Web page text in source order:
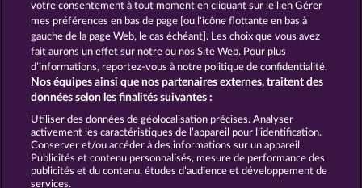
CGU Charte de confidentialité
Mentions légales Société FAQ
Facebook
Envoyer la demande de rétractation
votre consentement à tout moment en cliquant sur le lien Gérer
mes préférences en bas de page [ou l'icône flottante en bas à
gauche de la page Web, le cas échéant]. Les choix que vous avez
fait aurons un effet sur notre ou nos Site Web. Pour plus
d’informations, reportez-vous à notre politique de confidentialité.
Nos équipes ainsi que nos partenaires externes, traitent des
données selon les finalités suivantes :
Utiliser des données de géolocalisation précises. Analyser
activement les caractéristiques de l’appareil pour l’identification.
Conserver et/ou accéder à des informations sur un appareil.
Publicités et contenu personnalisés, mesure de performance des
publicités et du contenu, études d’audience et développement de
services.